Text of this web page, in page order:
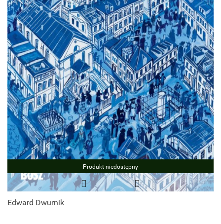
Produkt niedostępny
Edward Dwurnik